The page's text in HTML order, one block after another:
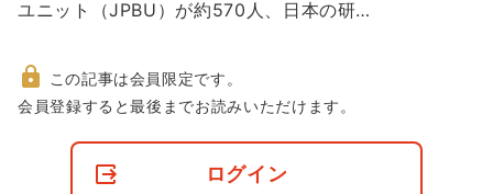
ユニット（JPBU）が約570人、日本の研…
非
この記事は会員限定です。
会員登録すると最後までお読みいただけます。
ログイン